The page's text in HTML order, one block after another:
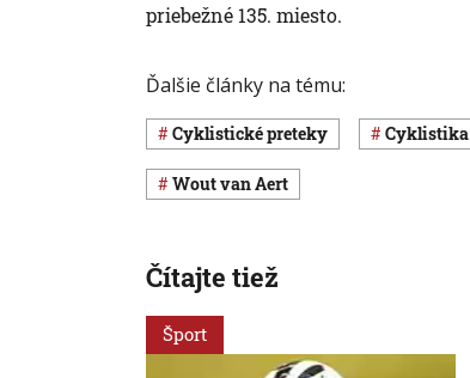
priebežné 135. miesto.
Ďalšie články na tému:
cyklistické preteky Cyklistika
Wout van Aert
Čítajte tiež
Šport